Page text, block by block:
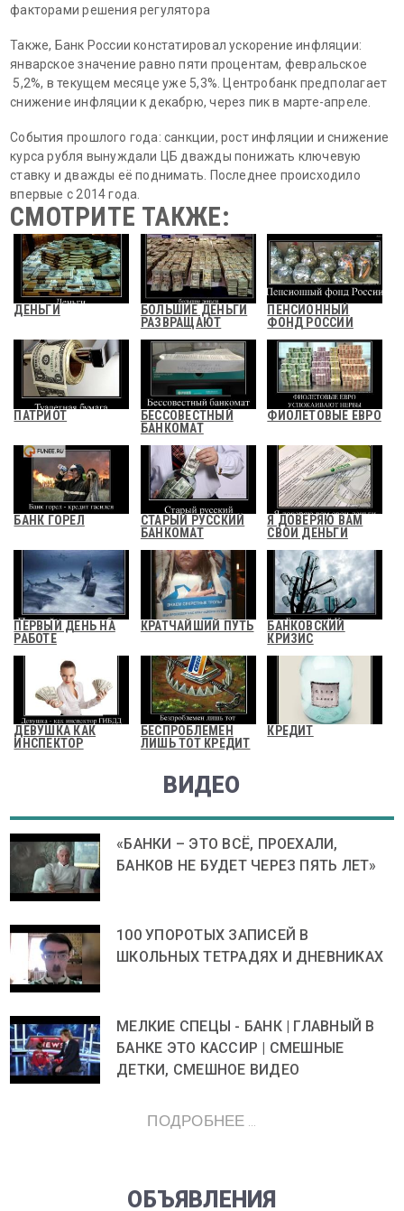
факторами решения регулятора
Также, Банк России констатировал ускорение инфляции:
январское значение равно пяти процентам, февральское
5,2%, в текущем месяце уже 5,3%. Центробанк предполагает
снижение инфляции к декабрю, через пик в марте-апреле.
События прошлого года: санкции, рост инфляции и снижение
курса рубля вынуждали ЦБ дважды понижать ключевую
ставку и дважды её поднимать. Последнее происходило
впервые с 2014 года.
СМОТРИТЕ ТАКЖЕ:
ДЕНЬГИ
БОЛЬШИЕ ДЕНЬГИ
РАЗВРАЩАЮТ
ПЕНСИОННЫЙ
ФОНД РОССИИ
ПАТРИОТ
БЕССОВЕСТНЫЙ
БАНКОМАТ
ФИОЛЕТОВЫЕ ЕВРО
БАНК ГОРЕЛ
СТАРЫЙ РУССКИЙ
БАНКОМАТ
Я ДОВЕРЯЮ ВАМ
СВОИ ДЕНЬГИ
ПЕРВЫЙ ДЕНЬ НА
РАБОТЕ
КРАТЧАЙШИЙ ПУТЬ
БАНКОВСКИЙ
КРИЗИС
ДЕВУШКА КАК
ИНСПЕКТОР
БЕСПРОБЛЕМЕН
ЛИШЬ ТОТ КРЕДИТ
КРЕДИТ
ВИДЕО
«БАНКИ – ЭТО ВСЁ, ПРОЕХАЛИ,
БАНКОВ НЕ БУДЕТ ЧЕРЕЗ ПЯТЬ ЛЕТ»
100 УПОРОТЫХ ЗАПИСЕЙ В
ШКОЛЬНЫХ ТЕТРАДЯХ И ДНЕВНИКАХ
МЕЛКИЕ СПЕЦЫ - БАНК | ГЛАВНЫЙ В
БАНКЕ ЭТО КАССИР | СМЕШНЫЕ
ДЕТКИ, СМЕШНОЕ ВИДЕО
ПОДРОБНЕЕ ...
ОБЪЯВЛЕНИЯ